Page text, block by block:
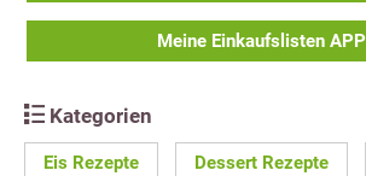
Meine Einkaufslisten APP
Kategorien
Eis Rezepte Dessert Rezepte